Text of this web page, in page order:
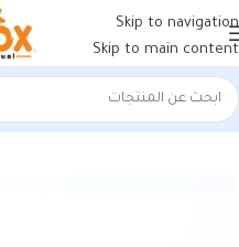
Skip to navigation
Skip to main content
الرئيسية/أحذية رجالي/شباشب رجالي